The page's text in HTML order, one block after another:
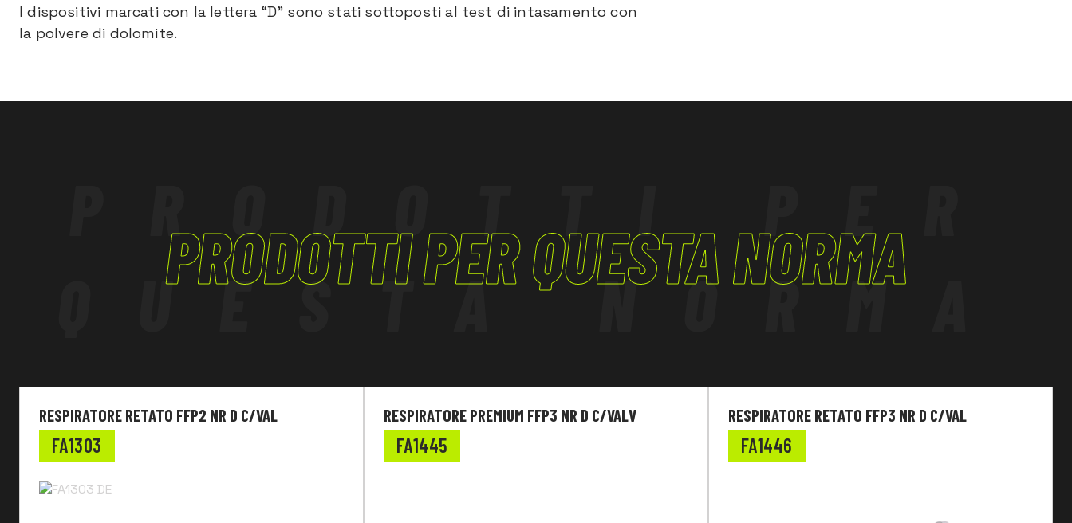
I dispositivi marcati con la lettera “D” sono stati sottoposti al test di intasamento con
la polvere di dolomite.
PRODOTTI PER QUESTA NORMA
QUESTA NORMA
RESPIRATORE RETATO FFP2 NR D C/VAL
FA1303
RESPIRATORE PREMIUM FFP3 NR D C/VALV
FA1445
RESPIRATORE RETATO FFP3 NR D C/VAL
FA1446